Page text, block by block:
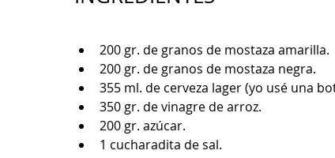
200 gr. de granos de mostaza amarilla.
200 gr. de granos de mostaza negra.
355 ml. de cerveza lager (yo usé una
350 gr. de vinagre de arroz.
200 gr. azúcar.
1 cucharadita de sal.